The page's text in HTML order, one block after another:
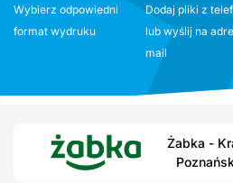
Wybierz odpowiedni
format wydruku
Dodaj pliki z
lub wyślij na
mail
Żabka -